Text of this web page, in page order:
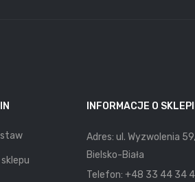
INFORMACJE O
Adres: ul. Wyzwolenia
Bielsko-Biała
Telefon: +48 33 44 34